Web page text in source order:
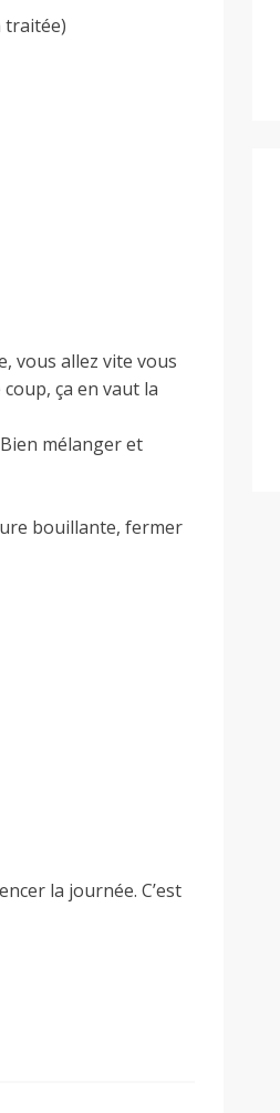
traitée)
vous allez vite vous
ça en vaut la
mélanger et
bouillante, fermer
la journée. C’est